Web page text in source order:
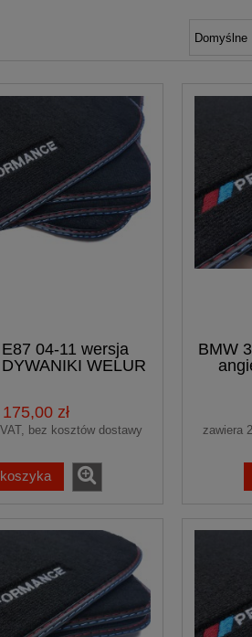
04-11 wersja
WELUR
175,00 zł
bez kosztów dostawy
BMW
zawiera